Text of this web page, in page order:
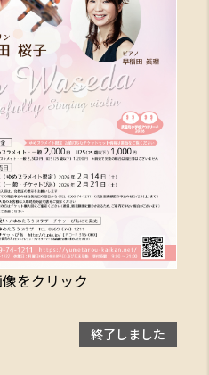
をクリック
終了しました